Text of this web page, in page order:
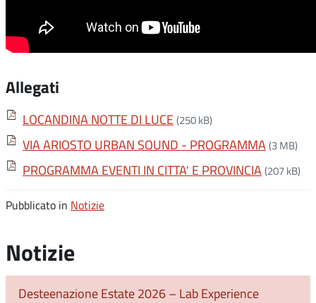
Allegati
LOCANDINA NOTTE DI LUCE(250 kB)
VIA ARIOSTO URBAN SOUND - PROGRAMMA(3 MB)
PROGRAMMA EVENTI IN CITTA' E PROVINCIA(207 kB)
Pubblicato in Notizie
Notizie
Desteenazione Estate 2026 – Lab Experience